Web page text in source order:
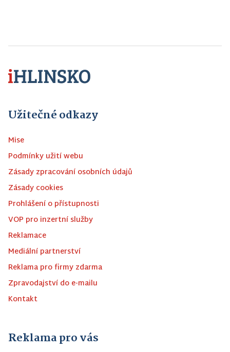
Užitečné odkazy
Mise
Podmínky užití webu
Zásady zpracování osobních údajů
Zásady cookies
Prohlášení o přístupnosti
VOP pro inzertní služby
Reklamace
Mediální partnerství
Reklama pro firmy zdarma
Zpravodajství do e-mailu
Kontakt
Reklama pro vás